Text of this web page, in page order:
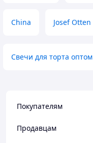
China Josef Otten
Свечи для торта оптом
Покупателям
Продавцам